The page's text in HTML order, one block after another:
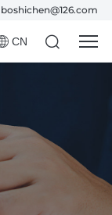
boshichen@126.com
CN